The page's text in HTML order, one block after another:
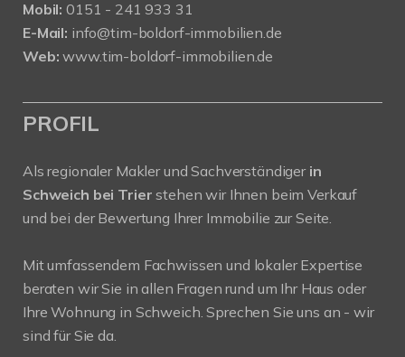
Mobil: 0151 - 241 933 31
E-Mail: info@tim-boldorf-immobilien.de
Web:www.tim-boldorf-immobilien.de
PROFIL
Als regionaler Makler und Sachverständigerin
Schweich bei Trierstehen wir Ihnen beim Verkauf
und bei der Bewertung Ihrer Immobilie zur Seite.
Mit umfassendem Fachwissen und lokaler Expertise
beraten wir Sie in allen Fragen rund um Ihr Haus oder
Ihre Wohnung in Schweich. Sprechen Sie uns an - wir
sind für Sie da.